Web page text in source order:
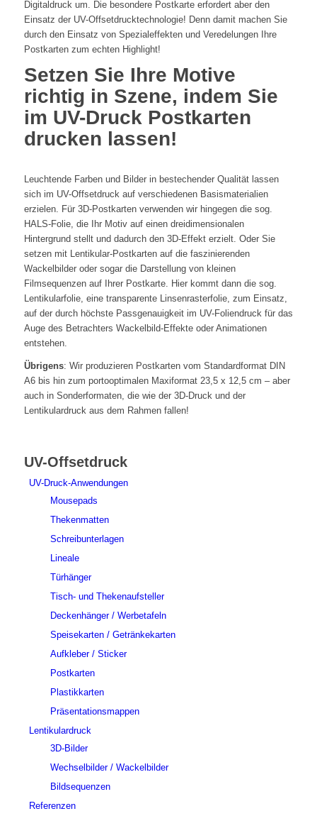
Digitaldruck um. Die besondere Postkarte erfordert aber den
Einsatz der UV-Offsetdrucktechnologie! Denn damit machen Sie
durch den Einsatz von Spezialeffekten und Veredelungen Ihre
Postkarten zum echten Highlight!
Setzen Sie Ihre Motive
richtig in Szene, indem Sie
im UV-Druck Postkarten
drucken lassen!
Leuchtende Farben und Bilder in bestechender Qualität lassen
sich im UV-Offsetdruck auf verschiedenen Basismaterialien
erzielen. Für 3D-Postkarten verwenden wir hingegen die sog.
HALS-Folie, die Ihr Motiv auf einen dreidimensionalen
Hintergrund stellt und dadurch den 3D-Effekt erzielt. Oder Sie
setzen mit Lentikular-Postkarten auf die faszinierenden
Wackelbilder oder sogar die Darstellung von kleinen
Filmsequenzen auf Ihrer Postkarte. Hier kommt dann die sog.
Lentikularfolie, eine transparente Linsenrasterfolie, zum Einsatz,
auf der durch höchste Passgenauigkeit im UV-Foliendruck für das
Auge des Betrachters Wackelbild-Effekte oder Animationen
entstehen.
Übrigens: Wir produzieren Postkarten vom Standardformat DIN
A6 bis hin zum portooptimalen Maxiformat 23,5 x 12,5 cm – aber
auch in Sonderformaten, die wie der 3D-Druck und der
Lentikulardruck aus dem Rahmen fallen!
UV-Offsetdruck
UV-Druck-Anwendungen
Mousepads
Thekenmatten
Schreibunterlagen
Lineale
Türhänger
Tisch- und Thekenaufsteller
Deckenhänger / Werbetafeln
Speisekarten / Getränkekarten
Aufkleber / Sticker
Postkarten
Plastikkarten
Präsentationsmappen
Lentikulardruck
3D-Bilder
Wechselbilder / Wackelbilder
Bildsequenzen
Referenzen